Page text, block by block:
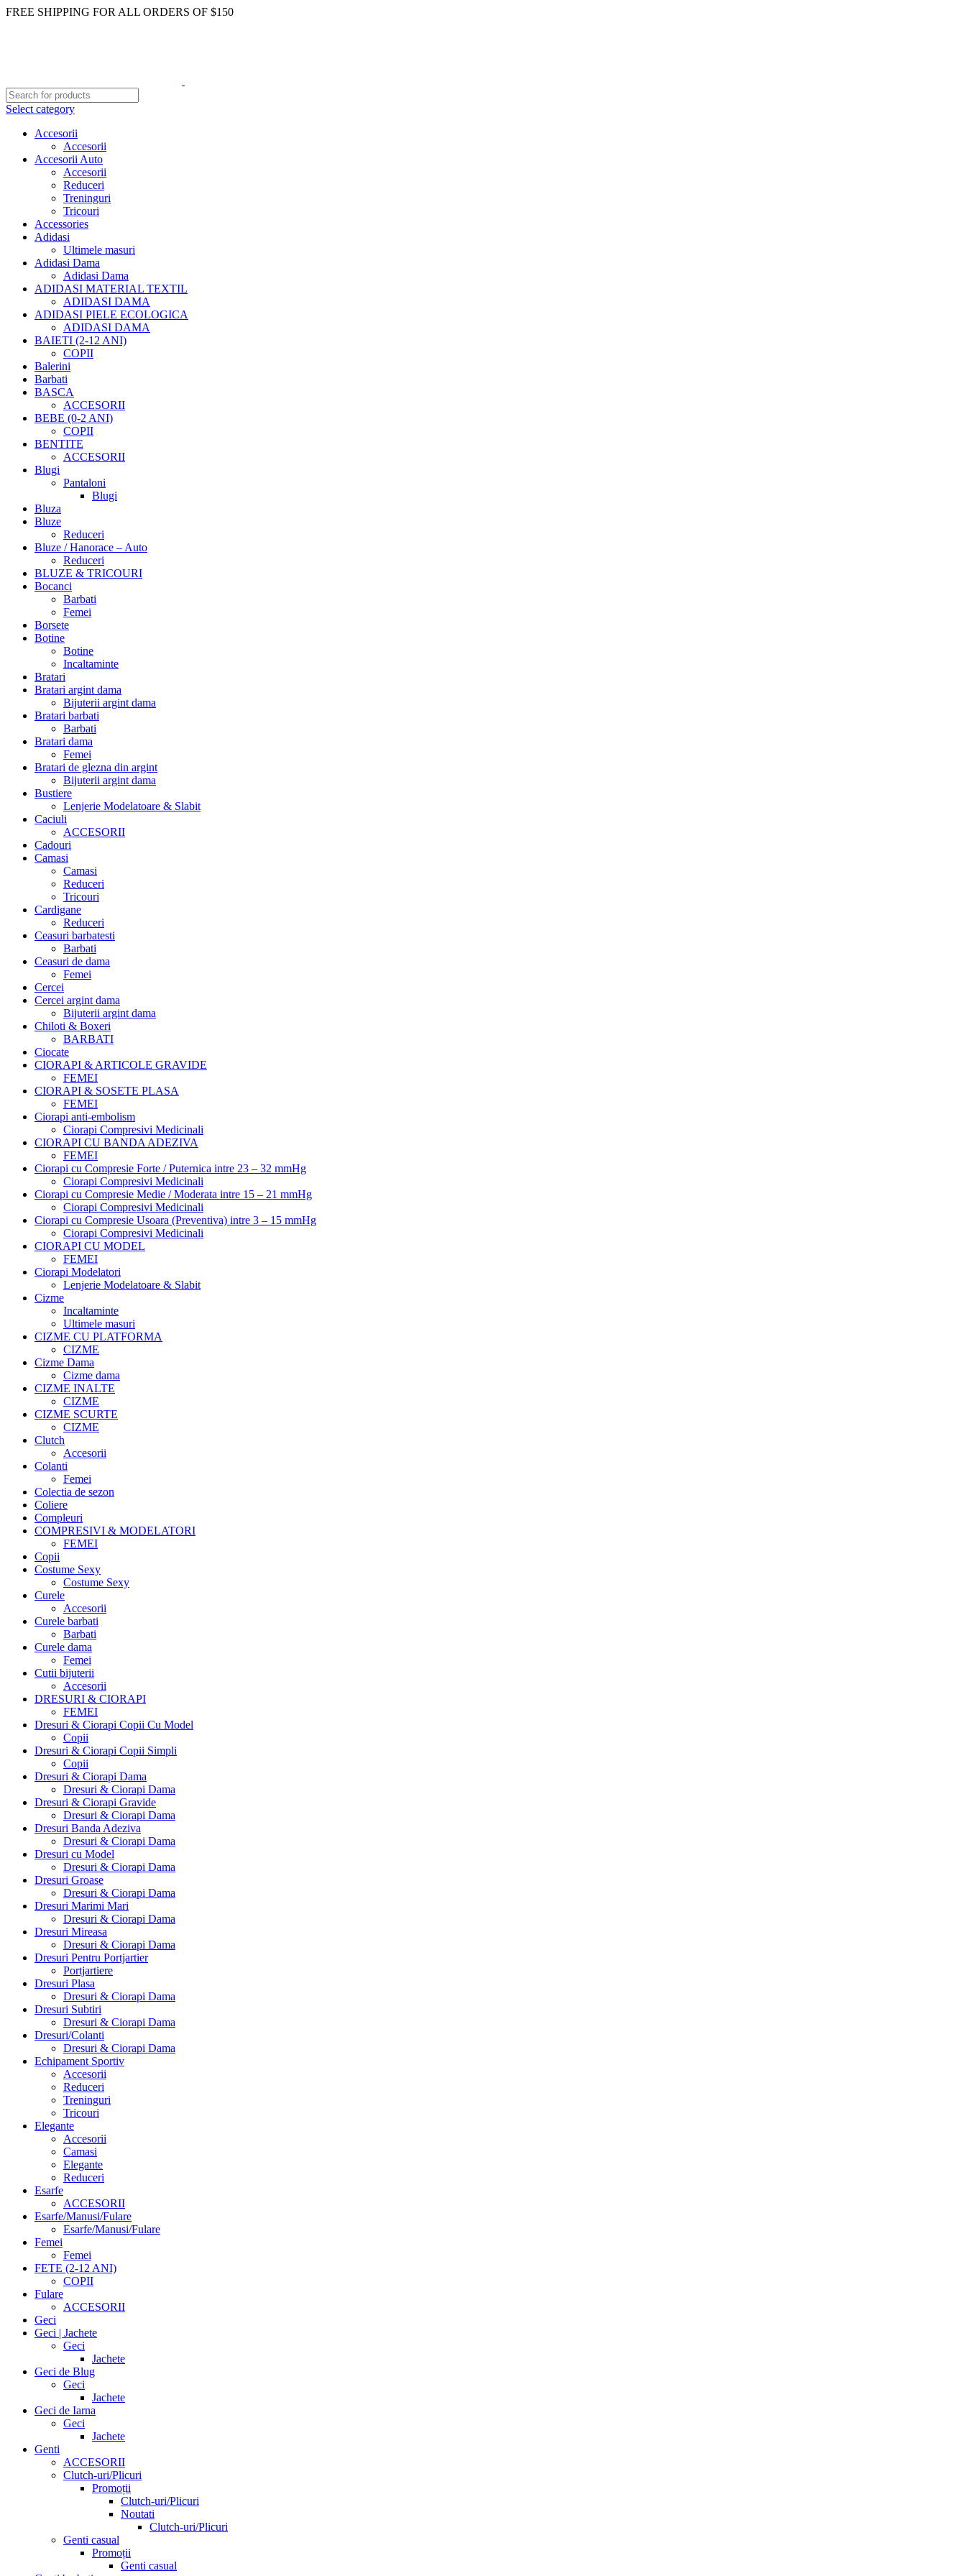
FREE SHIPPING FOR ALL ORDERS OF $150
Select category
Accesorii
Accesorii
Accesorii Auto
Accesorii
Reduceri
Treninguri
Tricouri
Accessories
Adidasi
Ultimele masuri
Adidasi Dama
Adidasi Dama
ADIDASI MATERIAL TEXTIL
ADIDASI DAMA
ADIDASI PIELE ECOLOGICA
ADIDASI DAMA
BAIETI (2-12 ANI)
COPII
Balerini
Barbati
BASCA
ACCESORII
BEBE (0-2 ANI)
COPII
BENTITE
ACCESORII
Blugi
Pantaloni
Blugi
Bluza
Bluze
Reduceri
Bluze / Hanorace – Auto
Reduceri
BLUZE & TRICOURI
Bocanci
Barbati
Femei
Borsete
Botine
Botine
Incaltaminte
Bratari
Bratari argint dama
Bijuterii argint dama
Bratari barbati
Barbati
Bratari dama
Femei
Bratari de glezna din argint
Bijuterii argint dama
Bustiere
Lenjerie Modelatoare & Slabit
Caciuli
ACCESORII
Cadouri
Camasi
Camasi
Reduceri
Tricouri
Cardigane
Reduceri
Ceasuri barbatesti
Barbati
Ceasuri de dama
Femei
Cercei
Cercei argint dama
Bijuterii argint dama
Chiloti & Boxeri
BARBATI
Ciocate
CIORAPI & ARTICOLE GRAVIDE
FEMEI
CIORAPI & SOSETE PLASA
FEMEI
Ciorapi anti-embolism
Ciorapi Compresivi Medicinali
CIORAPI CU BANDA ADEZIVA
FEMEI
Ciorapi cu Compresie Forte / Puternica intre 23 – 32 mmHg
Ciorapi Compresivi Medicinali
Ciorapi cu Compresie Medie / Moderata intre 15 – 21 mmHg
Ciorapi Compresivi Medicinali
Ciorapi cu Compresie Usoara (Preventiva) intre 3 – 15 mmHg
Ciorapi Compresivi Medicinali
CIORAPI CU MODEL
FEMEI
Ciorapi Modelatori
Lenjerie Modelatoare & Slabit
Cizme
Incaltaminte
Ultimele masuri
CIZME CU PLATFORMA
CIZME
Cizme Dama
Cizme dama
CIZME INALTE
CIZME
CIZME SCURTE
CIZME
Clutch
Accesorii
Colanti
Femei
Colectia de sezon
Coliere
Compleuri
COMPRESIVI & MODELATORI
FEMEI
Copii
Costume Sexy
Costume Sexy
Curele
Accesorii
Curele barbati
Barbati
Curele dama
Femei
Cutii bijuterii
Accesorii
DRESURI & CIORAPI
FEMEI
Dresuri & Ciorapi Copii Cu Model
Copii
Dresuri & Ciorapi Copii Simpli
Copii
Dresuri & Ciorapi Dama
Dresuri & Ciorapi Dama
Dresuri & Ciorapi Gravide
Dresuri & Ciorapi Dama
Dresuri Banda Adeziva
Dresuri & Ciorapi Dama
Dresuri cu Model
Dresuri & Ciorapi Dama
Dresuri Groase
Dresuri & Ciorapi Dama
Dresuri Marimi Mari
Dresuri & Ciorapi Dama
Dresuri Mireasa
Dresuri & Ciorapi Dama
Dresuri Pentru Portjartier
Portjartiere
Dresuri Plasa
Dresuri & Ciorapi Dama
Dresuri Subtiri
Dresuri & Ciorapi Dama
Dresuri/Colanti
Dresuri & Ciorapi Dama
Echipament Sportiv
Accesorii
Reduceri
Treninguri
Tricouri
Elegante
Accesorii
Camasi
Elegante
Reduceri
Esarfe
ACCESORII
Esarfe/Manusi/Fulare
Esarfe/Manusi/Fulare
Femei
Femei
FETE (2-12 ANI)
COPII
Fulare
ACCESORII
Geci
Geci | Jachete
Geci
Jachete
Geci de Blug
Geci
Jachete
Geci de Iarna
Geci
Jachete
Genti
ACCESORII
Clutch-uri/Plicuri
Promoții
Clutch-uri/Plicuri
Noutati
Clutch-uri/Plicuri
Genti casual
Promoții
Genti casual